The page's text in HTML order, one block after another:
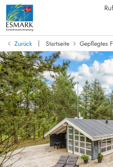
Zurück | Startseite Gepflegtes